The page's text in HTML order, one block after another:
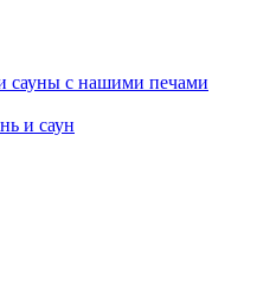
сауны с нашими печами
и саун